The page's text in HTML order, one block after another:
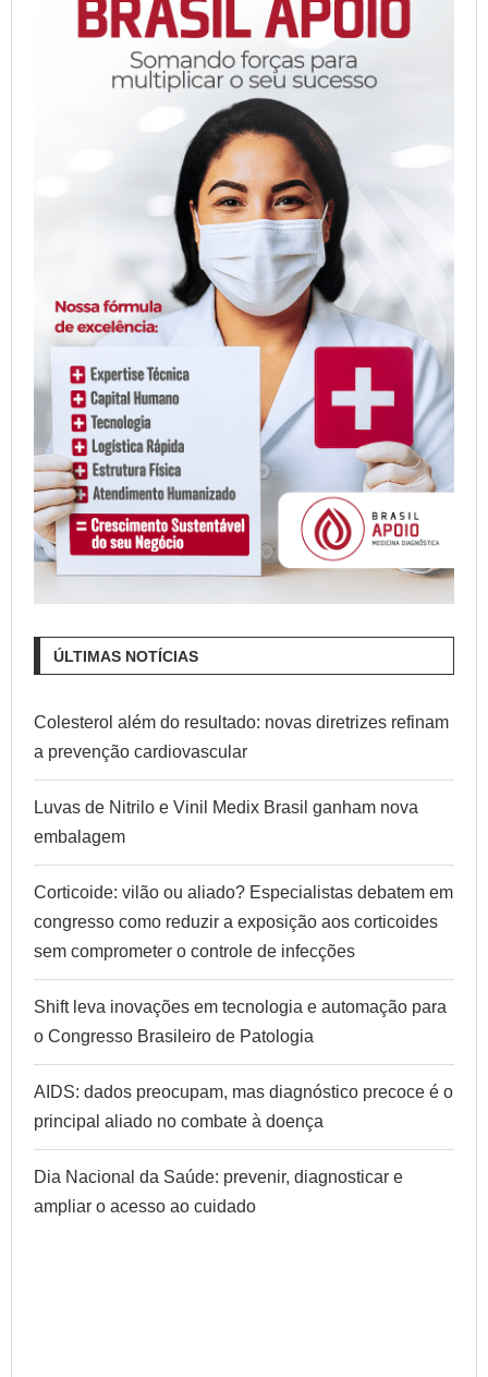
ÚLTIMAS NOTÍCIAS
Colesterol além do resultado: novas diretrizes refinam
a prevenção cardiovascular
Luvas de Nitrilo e Vinil Medix Brasil ganham nova
embalagem
Corticoide: vilão ou aliado? Especialistas debatem em
congresso como reduzir a exposição aos corticoides
sem comprometer o controle de infecções
Shift leva inovações em tecnologia e automação para
o Congresso Brasileiro de Patologia
AIDS: dados preocupam, mas diagnóstico precoce é o
principal aliado no combate à doença
Dia Nacional da Saúde: prevenir, diagnosticar e
ampliar o acesso ao cuidado